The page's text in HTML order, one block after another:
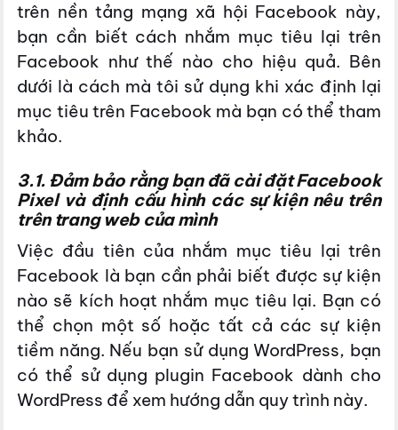
trên nền tảng mạng xã hội Facebook này,
bạn cần biết cách nhắm mục tiêu lại trên
Facebook như thế nào cho hiệu quả. Bên
dưới là cách mà tôi sử dụng khi xác định lại
mục tiêu trên Facebook mà bạn có thể tham
khảo.
3.1. Đảm bảo rằng bạn đã cài đặt Facebook
Pixel và định cấu hình các sự kiện nêu trên
trên trang web của mình
Việc đầu tiên của nhắm mục tiêu lại trên
Facebook là bạn cần phải biết được sự kiện
nào sẽ kích hoạt nhắm mục tiêu lại. Bạn có
thể chọn một số hoặc tất cả các sự kiện
tiềm năng. Nếu bạn sử dụng WordPress, bạn
có thể sử dụng plugin Facebook dành cho
WordPress để xem hướng dẫn quy trình này.